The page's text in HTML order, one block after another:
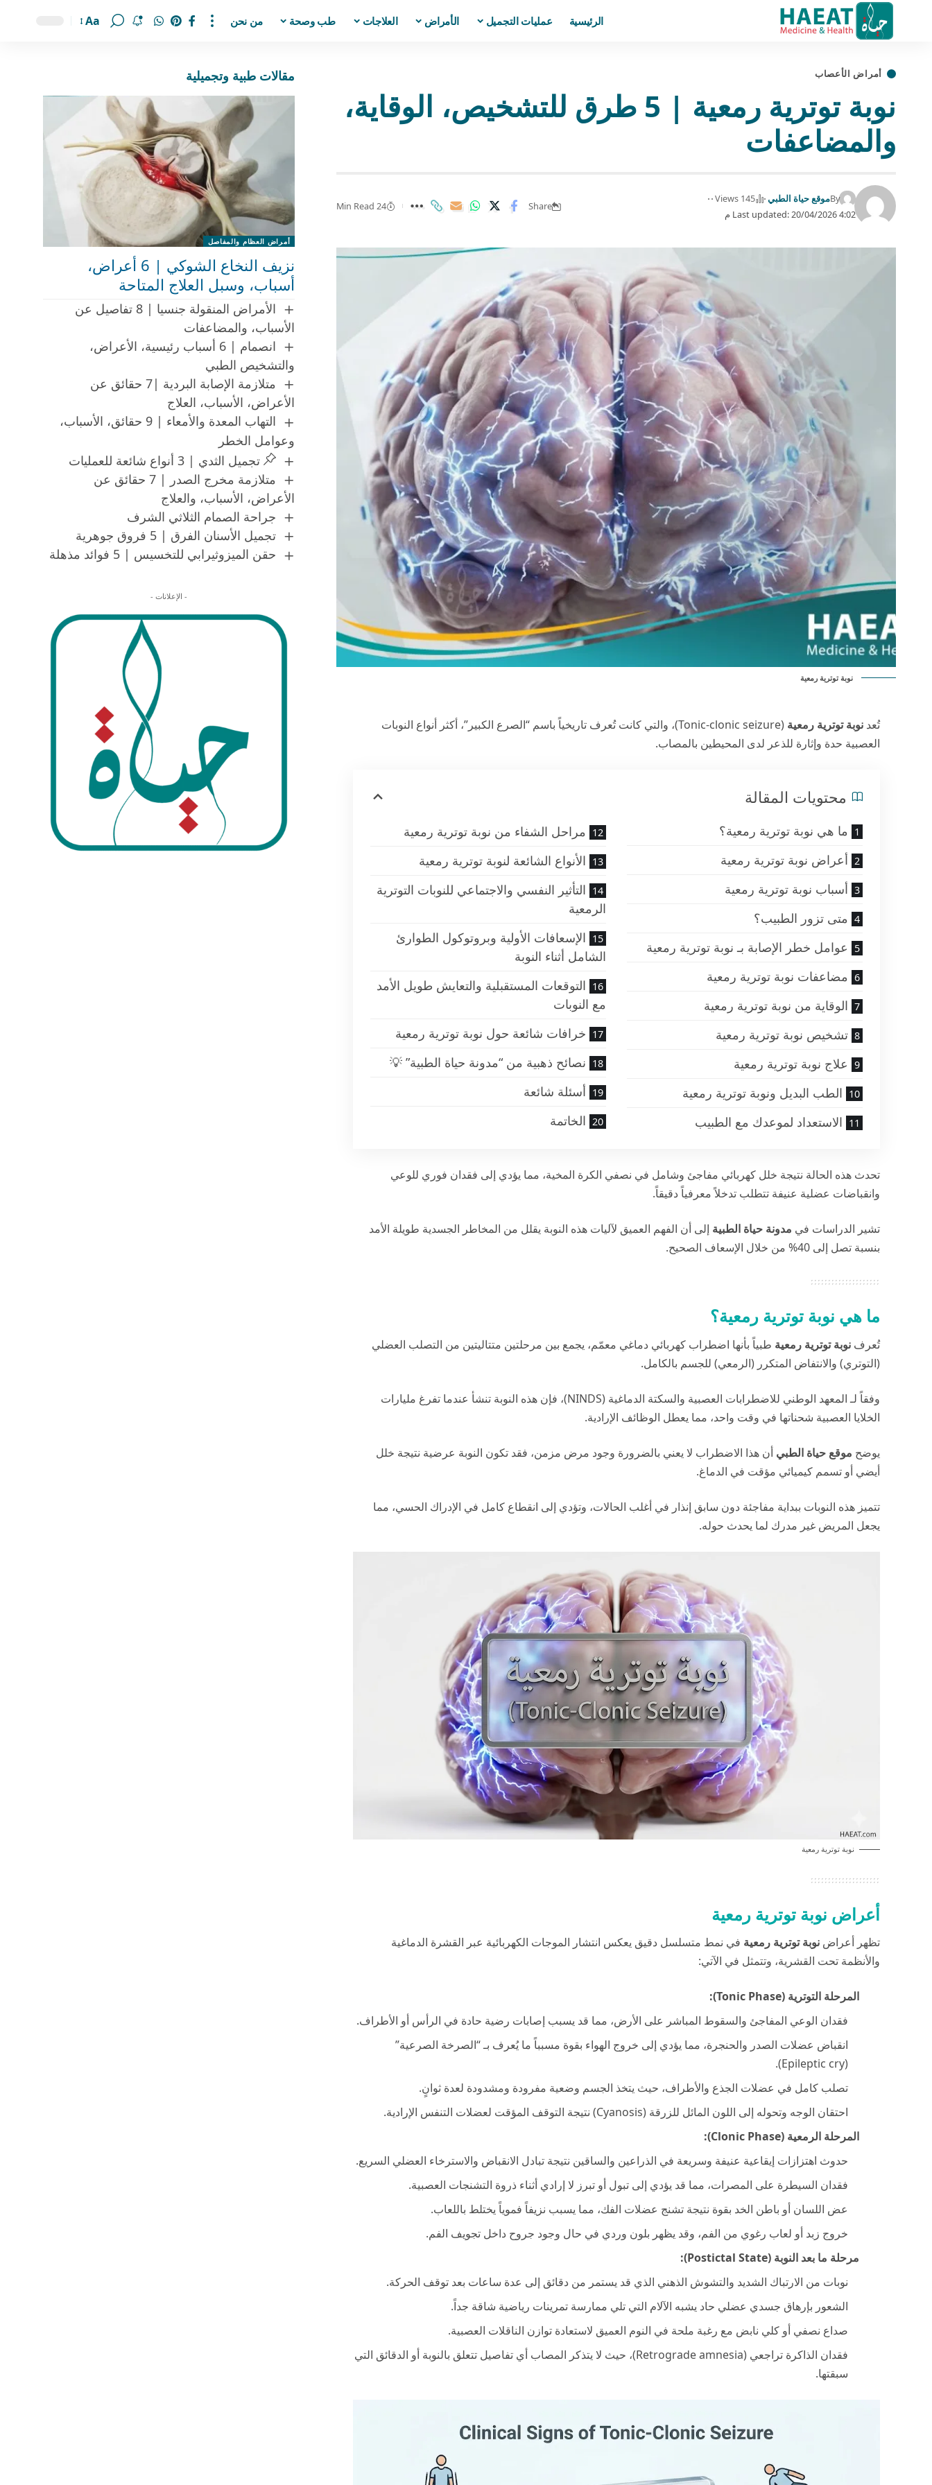
الرئيسية عمليات التجميل الأمراض العلاجات طب وصحة من نحن Aa
أمراض الأعصاب
نوبة توترية رمعية | 5 طرق للتشخيص، الوقاية،
والمضاعفات
Last updated: 20/04/2026 4:02 م
Byموقع حياة الطبي 145 Views
Share
24 Min Read
نوبة توترية رمعية
تُعدنوبة توترية رمعية
(Tonic-clonic seizure)، والتي كانت تُعرف تاريخياً باسم “الصرع الكبير”، أكثر أنواع النوبات
العصبية حدة وإثارة للذعر لدى المحيطين بالمصاب.
محتويات المقالة
ما هي نوبة توترية رمعية؟
أعراض نوبة توترية رمعية
أسباب نوبة توترية رمعية
متى تزور الطبيب؟
عوامل خطر الإصابة بـ نوبة توترية رمعية
مضاعفات نوبة توترية رمعية
الوقاية من نوبة توترية رمعية
تشخيص نوبة توترية رمعية
علاج نوبة توترية رمعية
الطب البديل ونوبة توترية رمعية
الاستعداد لموعدك مع الطبيب
مراحل الشفاء من نوبة توترية رمعية
الأنواع الشائعة لنوبة توترية رمعية
التأثير النفسي والاجتماعي للنوبات التوترية
الرمعية
الإسعافات الأولية وبروتوكول الطوارئ
الشامل أثناء النوبة
التوقعات المستقبلية والتعايش طويل الأمد
مع النوبات
خرافات شائعة حول نوبة توترية رمعية
نصائح ذهبية من “مدونة حياة الطبية” 💡
أسئلة شائعة
الخاتمة
تحدث هذه الحالة نتيجة خلل كهربائي مفاجئ وشامل في نصفي الكرة المخية، مما يؤدي إلى فقدان فوري للوعي
وانقباضات عضلية عنيفة تتطلب تدخلاً معرفياً دقيقاً.
تشير الدراسات في مدونة حياة الطبية إلى أن الفهم العميق لآليات هذه النوبة يقلل من المخاطر الجسدية طويلة الأمد
بنسبة تصل إلى 40% من خلال الإسعاف الصحيح.
ما هي نوبة توترية رمعية؟
تُعرفنوبة توترية رمعية طبياً بأنها اضطراب كهربائي دماغي معمّم، يجمع بين مرحلتين متتاليتين من التصلب العضلي
(التوتري) والانتفاض المتكرر (الرمعي) للجسم بالكامل.
وفقاً لـالمعهد الوطني للاضطرابات العصبية والسكتة الدماغية (NINDS)
، فإن هذه النوبة تنشأ عندما تفرغ مليارات
الخلايا العصبية شحناتها في وقت واحد، مما يعطل الوظائف الإرادية.
يوضح موقع حياة الطبي أن هذا الاضطراب لا يعني بالضرورة وجود مرض مزمن، فقد تكون النوبة عرضية نتيجة خلل
أيضي أو تسمم كيميائي مؤقت في الدماغ.
تتميز هذه النوبات ببداية مفاجئة دون سابق إنذار في أغلب الحالات، وتؤدي إلى انقطاع كامل في الإدراك الحسي، مما
يجعل المريض غير مدرك لما يحدث حوله.
نوبة توترية رمعية
أعراض نوبة توترية رمعية
تظهر أعراضنوبة توترية رمعية في نمط متسلسل دقيق يعكس انتشار الموجات الكهربائية عبر القشرة الدماغية
والأنظمة تحت القشرية، وتتمثل في الآتي:
المرحلة التوترية (Tonic Phase):
فقدان الوعي المفاجئ والسقوط المباشر على الأرض، مما قد يسبب إصابات رضية حادة في الرأس أو الأطراف.
انقباض عضلات الصدر والحنجرة، مما يؤدي إلى خروج الهواء بقوة مسبباً ما يُعرف بـ “الصرخة الصرعية”
(Epileptic cry).
تصلب كامل في عضلات الجذع والأطراف، حيث يتخذ الجسم وضعية مفرودة ومشدودة لعدة ثوانٍ.
احتقان الوجه وتحوله إلى اللون المائل للزرقة (Cyanosis) نتيجة التوقف المؤقت لعضلات التنفس الإرادية.
المرحلة الرمعية (Clonic Phase):
حدوث اهتزازات إيقاعية عنيفة وسريعة في الذراعين والساقين نتيجة تبادل الانقباض والاسترخاء العضلي السريع.
فقدان السيطرة على المصرات، مما قد يؤدي إلى تبول أو تبرز لا إرادي أثناء ذروة التشنجات العصبية.
عض اللسان أو باطن الخد بقوة نتيجة تشنج عضلات الفك، مما يسبب نزيفاً فموياً يختلط باللعاب.
خروج زبد أو لعاب رغوي من الفم، وقد يظهر بلون وردي في حال وجود جروح داخل تجويف الفم.
مرحلة ما بعد النوبة (Postictal State):
نوبات من الارتباك الشديد والتشوش الذهني الذي قد يستمر من دقائق إلى عدة ساعات بعد توقف الحركة.
الشعور بإرهاق جسدي عضلي حاد يشبه الآلام التي تلي ممارسة تمرينات رياضية شاقة جداً.
صداع نصفي أو كلي نابض مع رغبة ملحة في النوم العميق لاستعادة توازن الناقلات العصبية.
فقدان الذاكرة تراجعي (Retrograde amnesia)، حيث لا يتذكر المصاب أي تفاصيل تتعلق بالنوبة أو الدقائق التي
سبقتها.
مقالات طبية وتجميلية
أمراض العظام والمفاصل
نزيف النخاع الشوكي | 6 أعراض،
أسباب، وسبل العلاج المتاحة
الأمراض المنقولة جنسيا | 8 تفاصيل عن
الأسباب، والمضاعفات
انصمام | 6 أسباب رئيسية، الأعراض،
والتشخيص الطبي
متلازمة الإصابة البردية |7 حقائق عن
الأعراض، الأسباب، العلاج
التهاب المعدة والأمعاء | 9 حقائق، الأسباب،
وعوامل الخطر
تجميل الثدي | 3 أنواع شائعة للعمليات
متلازمة مخرج الصدر | 7 حقائق عن
الأعراض، الأسباب، والعلاج
جراحة الصمام الثلاثي الشرف
تجميل الأسنان الفرق | 5 فروق جوهرية
حقن الميزوثيرابي للتخسيس | 5 فوائد مذهلة
- الإعلانات -